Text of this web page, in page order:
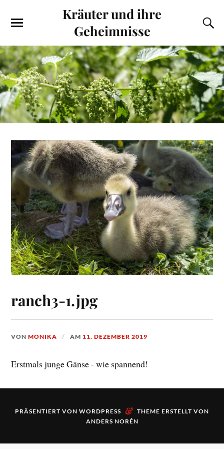
Kräuter und ihre
Geheimnisse
ranch3-1.jpg
VONMONIKA AM 11. DEZEMBER 2019
Erstmals junge Gänse - wie spannend!
PRÄSENTIERT VON WORDPRESS & THEME ERSTELLT VON
ANDERS NORÉN